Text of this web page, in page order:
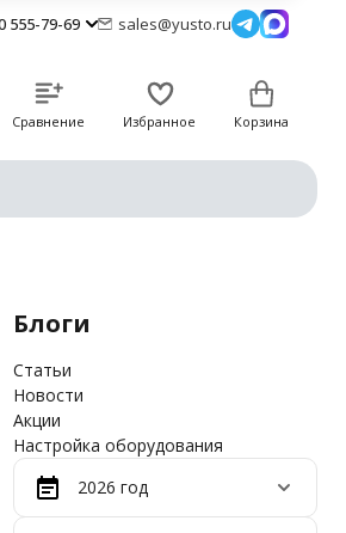
555-79-69 sales@yusto.ru
Сравнение Избранное Корзина
Блоги
Статьи
Новости
Акции
Настройка оборудования
2026 год